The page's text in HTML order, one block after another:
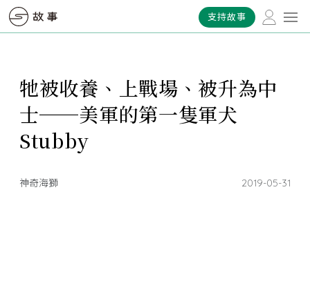
支持故事
牠被收養、上戰場、被升為中
士──美軍的第一隻軍犬
Stubby
神奇海獅 2019-05-31